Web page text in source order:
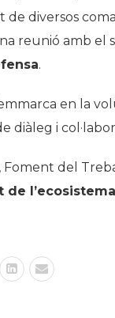
de diversos
reunió amb el
.
en la
diàleg i
Foment del
de